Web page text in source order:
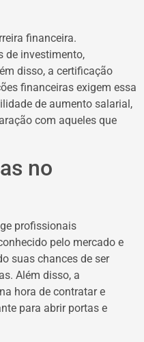
financeira.
de investimento,
disso, a certificação
financeiras exigem essa
de aumento salarial,
com aqueles que
no
profissionais
pelo mercado e
suas chances de ser
Além disso, a
hora de contratar e
para abrir portas e